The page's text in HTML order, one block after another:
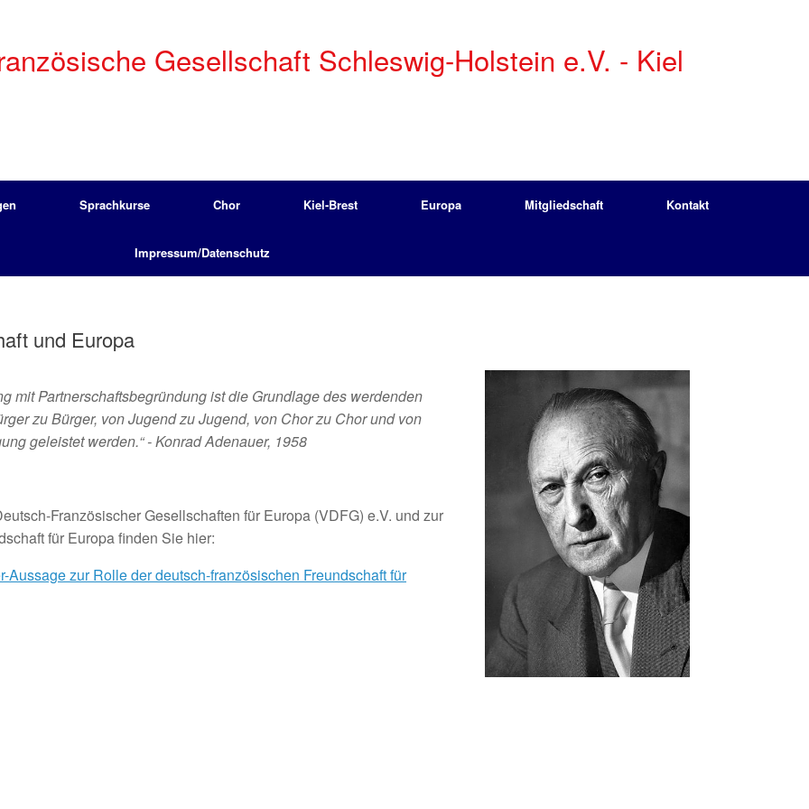
Gesellschaft Schleswig-Holstein e.V. - Kiel
Sprachkurse Chor Kiel-Brest Europa Mitgliedschaft Kontakt
Impressum/Datenschutz
und Europa
mit Partnerschaftsbegründung ist die Grundlage des werdenden
zu Bürger, von Jugend zu Jugend, von Chor zu Chor und von
geleistet werden.“- Konrad Adenauer, 1958
Französischer Gesellschaften für Europa (VDFG) e.V. und zur
für Europa finden Sie hier:
zur Rolle der deutsch-französischen Freundschaft für